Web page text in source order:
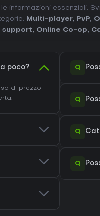
le informazioni essenziali.
Multi-player, PvP,
support, Online Co-op,
poco?
di prezzo
Q
Q
Q
Q